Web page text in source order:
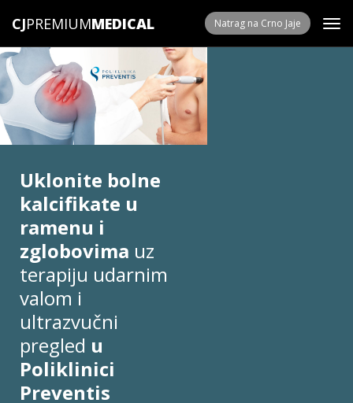
CJPREMIUM Natrag na Crno Jaje
Uklonite bolne
kalcifikate u
ramenu i
zglobovima uz
terapiju udarnim
valom i
ultrazvučni
pregled u
Poliklinici
Preventis